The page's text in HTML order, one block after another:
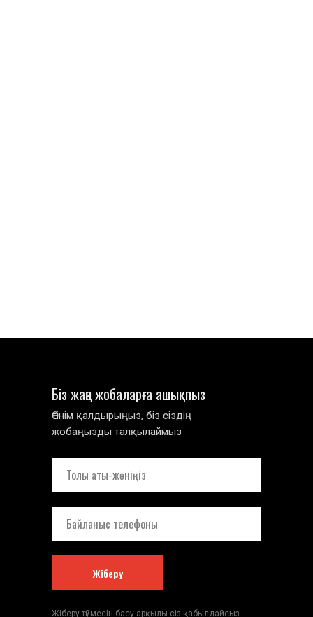
Жіберу
Жіберу түймесін басу арқылы сіз қабылдайсыз
Біз жаңа жобаларға ашықпыз
Өтінім қалдырыңыз, біз сіздің
жобаңызды талқылаймыз